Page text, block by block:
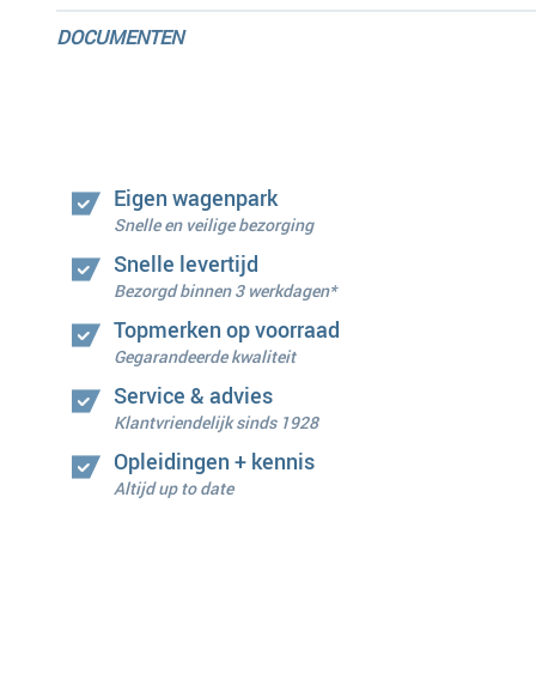
DOCUMENTEN
Eigen wagenpark
Snelle en veilige bezorging
Snelle levertijd
Bezorgd binnen 3 werkdagen*
Topmerken op voorraad
Gegarandeerde kwaliteit
Service & advies
Klantvriendelijk sinds 1928
Opleidingen + kennis
Altijd up to date